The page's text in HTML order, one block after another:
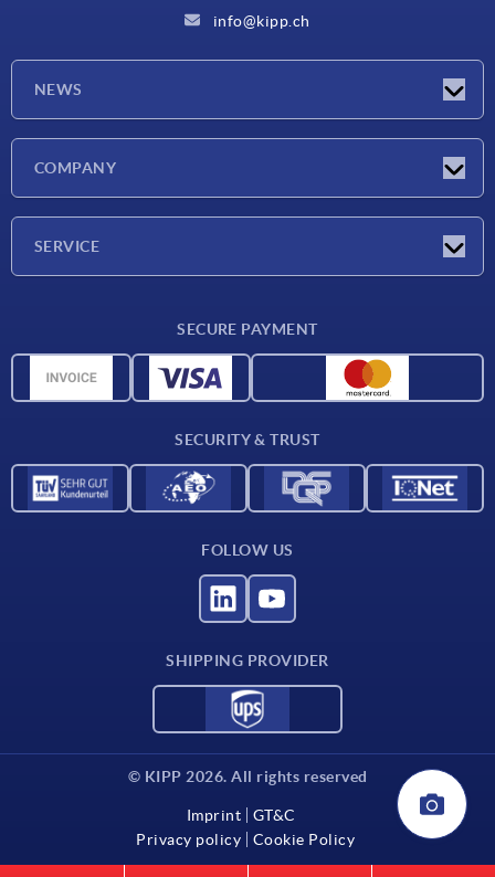
info@kipp.ch
NEWS
COMPANY
SERVICE
CAD data
SECURE PAYMENT
SECURITY & TRUST
FOLLOW US
SHIPPING PROVIDER
© KIPP 2026. All rights reserved
Imprint
GT&C
Privacy policy
Cookie Policy